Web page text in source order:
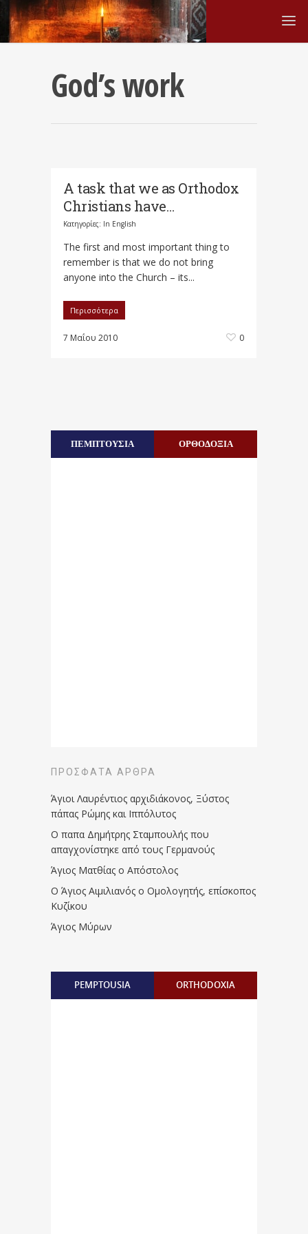
God’s work
A task that we as Orthodox
Christians have…
Κατηγορίες: In English
The first and most important thing to
remember is that we do not bring
anyone into the Church – its...
Περισσότερα
7 Μαΐου 2010 0
ΠΕΜΠΤΟΥΣΙΑ ΟΡΘΟΔΟΞΙΑ
ΠΡΌΣΦΑΤΑ ΆΡΘΡΑ
Άγιοι Λαυρέντιος αρχιδιάκονος, Ξύστος
πάπας Ρώμης και Ιππόλυτος
Ο παπα Δημήτρης Σταμπουλής που
απαγχονίστηκε από τους Γερμανούς
Άγιος Ματθίας ο Απόστολος
Ο Άγιος Αιμιλιανός ο Ομολογητής, επίσκοπος
Κυζίκου
Άγιος Μύρων
PEMPTOUSIA ORTHODOXIA